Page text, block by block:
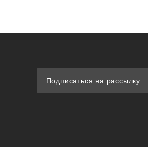
Подписаться на рассылку